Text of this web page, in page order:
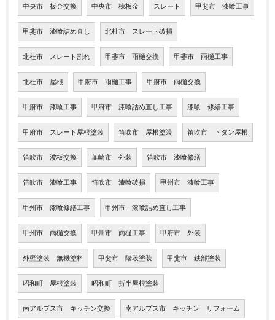
中央市 板金交換 中央市 棟板金 スレート 甲斐市 漆喰工事
甲斐市 漆喰詰め直し 北杜市 スレート破損
北杜市 スレート割れ 甲斐市 雨樋交換 甲斐市 雨樋工事
北杜市 屋根 甲府市 雨樋工事 甲府市 雨樋交換
甲府市 漆喰工事 甲府市 漆喰詰め直し工事 漆喰 修繕工事
甲府市 スレート屋根塗装 笛吹市 屋根塗装 笛吹市 トタン屋根
笛吹市 波板交換 韮崎市 外装 笛吹市 漆喰修繕
笛吹市 漆喰工事 笛吹市 漆喰破損 甲州市 漆喰工事
甲州市 漆喰修繕工事 甲州市 漆喰詰め直し工事
甲州市 雨樋交換 甲州市 雨樋工事 甲府市 外装
外壁塗装 無機塗料 甲斐市 階段塗装 甲斐市 鉄部塗装
昭和町 屋根塗装 昭和町 折半屋根塗装
南アルプス市 キッチン交換 南アルプス市 キッチン リフォーム